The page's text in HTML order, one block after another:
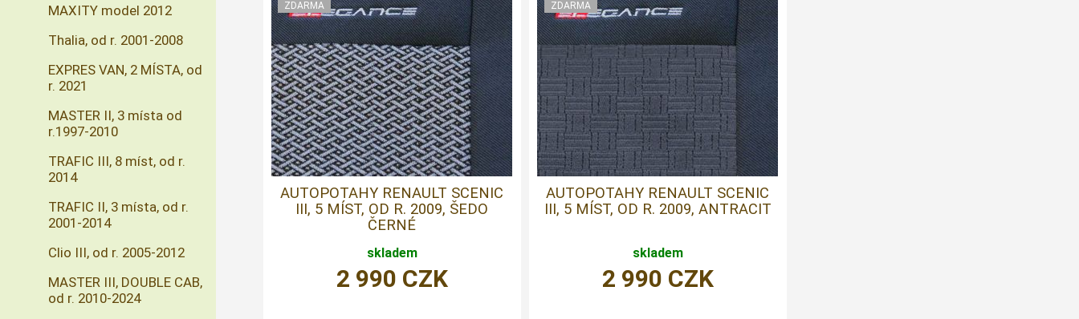
AUTOPOTAHY RENAULT SCENIC
III, 5 MÍST, OD R. 2009, ŠEDO
ČERNÉ
skladem
2 990 CZK
AUTOPOTAHY RENAULT SCENIC
III, 5 MÍST, OD R. 2009, ANTRACIT
skladem
2 990 CZK
MAXITY model 2012
Thalia, od r. 2001-2008
EXPRES VAN, 2 MÍSTA, od
r. 2021
MASTER II, 3 místa od
r.1997-2010
TRAFIC III, 8 míst, od r.
2014
TRAFIC II, 3 místa, od r.
2001-2014
Clio III, od r. 2005-2012
MASTER III, DOUBLE CAB,
od r. 2010-2024